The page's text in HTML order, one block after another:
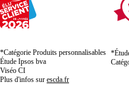
*Catégorie Produits personnalisables
Étude Ipsos bva
Viséo CI
Plus d'infos sur escda.fr